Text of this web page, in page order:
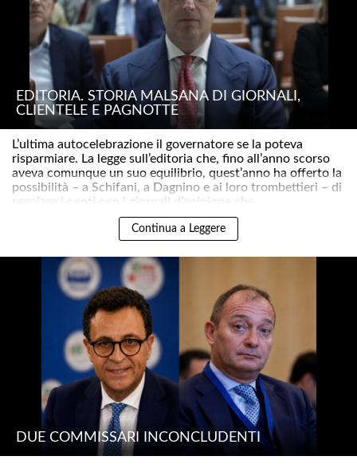
EDITORIA. STORIA MALSANA DI GIORNALI,
CLIENTELE E PAGNOTTE
L’ultima autocelebrazione il governatore se la poteva
risparmiare. La legge sull’editoria che, fino all’anno scorso
aveva comunque un suo equilibrio, quest’anno ha offerto la
possibilità – a Schifani, a Dagnino e ai loro trombettieri – di
regolare i conti con i giornali d’opinione che..
Continua a Leggere
DUE COMMISSARI INCONCLUDENTI